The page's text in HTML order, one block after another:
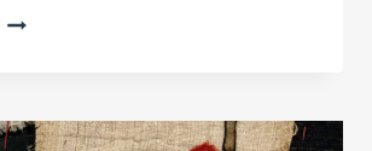
LA